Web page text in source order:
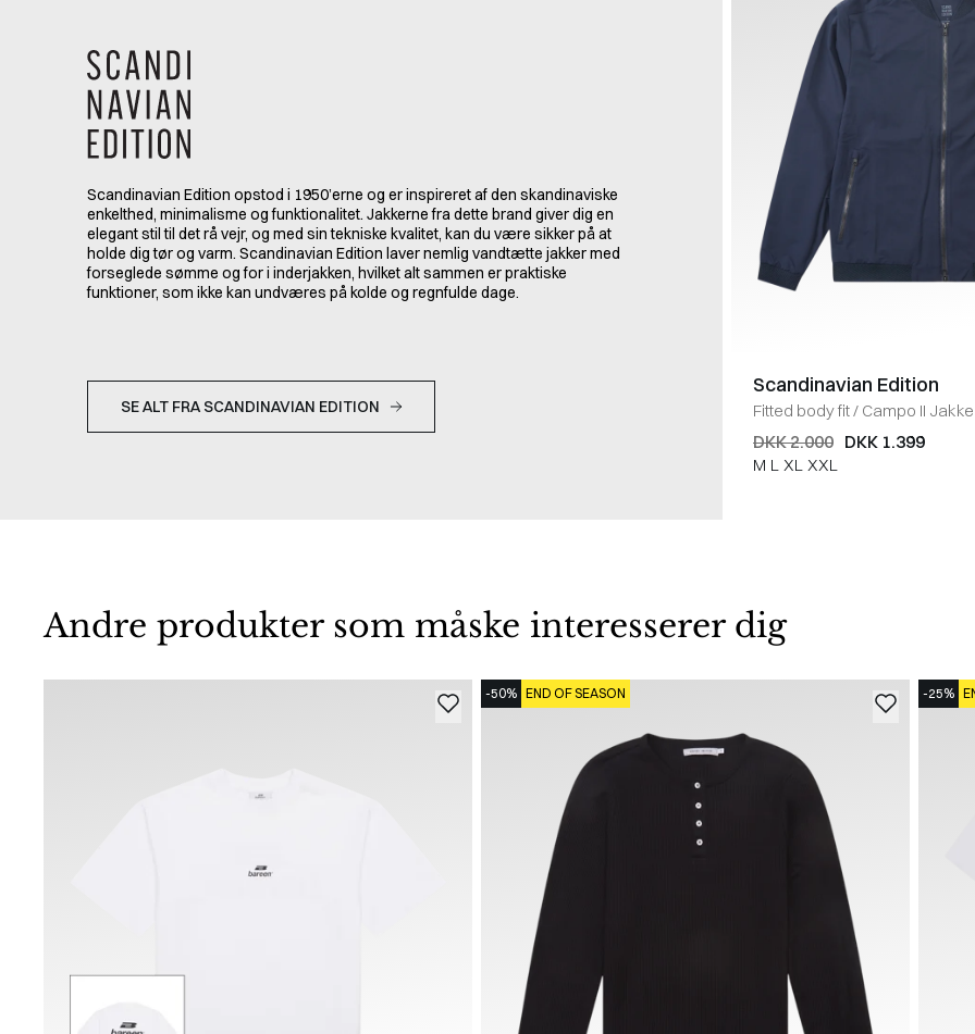
Scandinavian Edition opstod i 1950’erne og er inspireret af den skandinaviske
enkelthed, minimalisme og funktionalitet. Jakkerne fra dette brand giver dig en
elegant stil til det rå vejr, og med sin tekniske kvalitet, kan du være sikker på at
holde dig tør og varm. Scandinavian Edition laver nemlig vandtætte jakker med
forseglede sømme og for i inderjakken, hvilket alt sammen er praktiske
funktioner, som ikke kan undværes på kolde og regnfulde dage.
SE ALT FRA SCANDINAVIAN EDITION
Scandinavian Edition
Fitted body fit/ Campo II Jakke
DKK 2.000 DKK 1.399
M L XL XXL
Andre produkter som måske interesserer dig
-50% END OF SEASON -25%